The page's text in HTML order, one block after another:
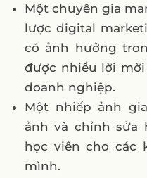
Một chuyên gia
lược digital
có ảnh hưởng
được nhiều lời
doanh nghiệp.
Một nhiếp ảnh
ảnh và chỉnh
học viên cho các
mình.